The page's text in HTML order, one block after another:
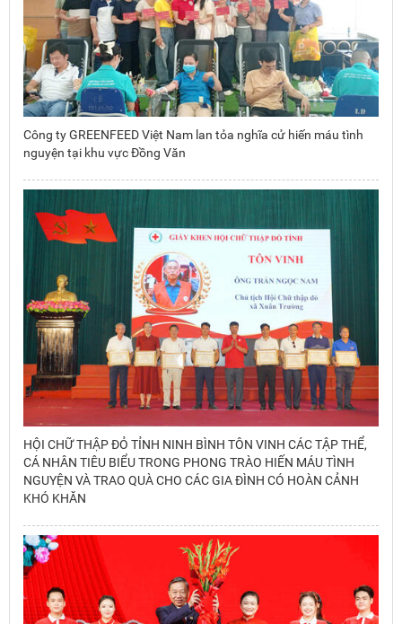
Công ty GREENFEED Việt Nam lan tỏa nghĩa cử hiến máu tình
nguyện tại khu vực Đồng Văn
HỘI CHỮ THẬP ĐỎ TỈNH NINH BÌNH TÔN VINH CÁC TẬP THỂ,
CÁ NHÂN TIÊU BIỂU TRONG PHONG TRÀO HIẾN MÁU TÌNH
NGUYỆN VÀ TRAO QUÀ CHO CÁC GIA ĐÌNH CÓ HOÀN CẢNH
KHÓ KHĂN